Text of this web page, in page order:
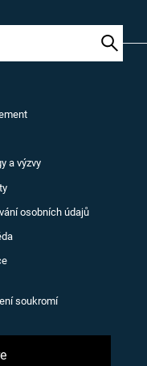
a výzvy
osobních údajů
soukromí